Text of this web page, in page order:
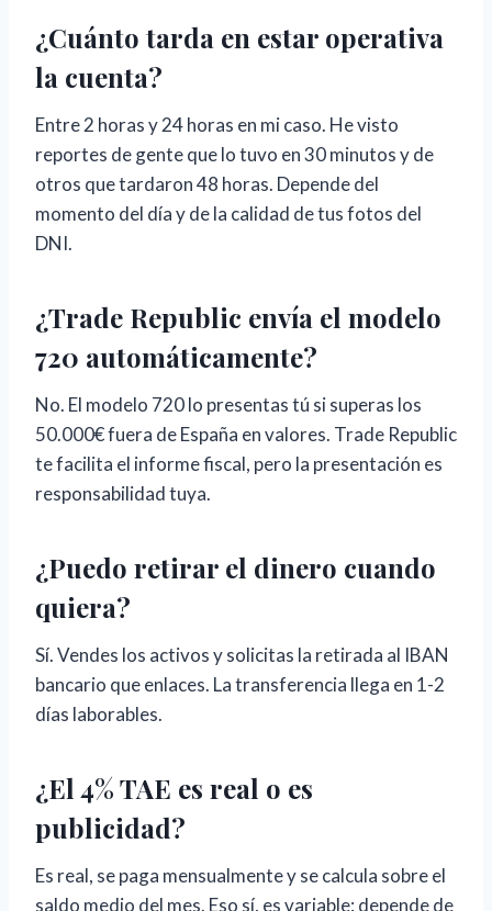
¿Cuánto tarda en estar operativa
la cuenta?
Entre 2 horas y 24 horas en mi caso. He visto
reportes de gente que lo tuvo en 30 minutos y de
otros que tardaron 48 horas. Depende del
momento del día y de la calidad de tus fotos del
DNI.
¿Trade Republic envía el modelo
720 automáticamente?
No. El modelo 720 lo presentas tú si superas los
50.000€ fuera de España en valores. Trade Republic
te facilita el informe fiscal, pero la presentación es
responsabilidad tuya.
¿Puedo retirar el dinero cuando
quiera?
Sí. Vendes los activos y solicitas la retirada al IBAN
bancario que enlaces. La transferencia llega en 1-2
días laborables.
¿El 4% TAE es real o es
publicidad?
Es real, se paga mensualmente y se calcula sobre el
saldo medio del mes. Eso sí, es variable: depende de